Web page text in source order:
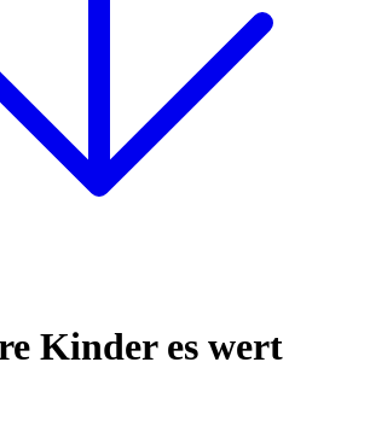
Kinder es wert